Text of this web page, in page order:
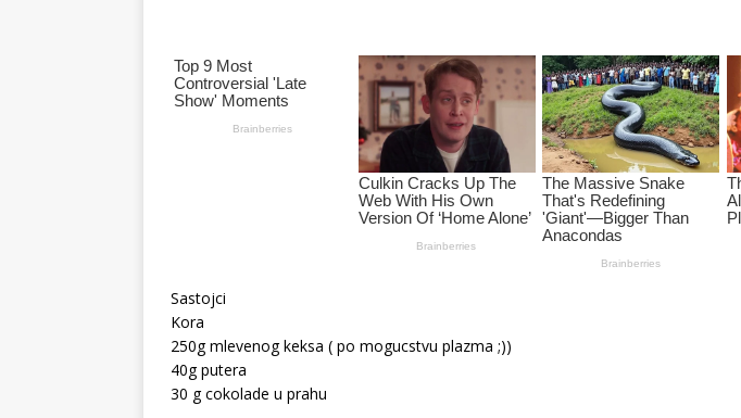
Sastojci
Kora
250g mlevenog keksa ( po mogucstvu plazma ;))
40g putera
30 g cokolade u prahu